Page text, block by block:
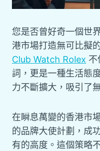
您是否曾好奇一個世
港市場打造無可比擬
Club Watch Rolex 不
詞，更是一種生活態
力不斷擴大，吸引了
在瞬息萬變的香港市
的品牌大使計劃，成
有的高度。這個策略